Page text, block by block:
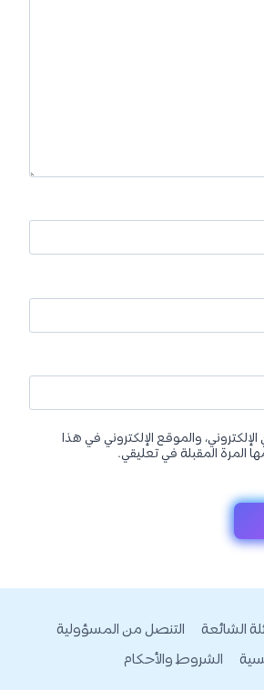
والموقع الإلكتروني في هذا
المرة المقبلة في تعليقي.
الشائعة
التنصل من المسؤولية
الشروط والأحكام